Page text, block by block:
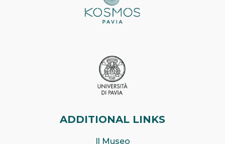
ADDITIONAL LINKS
Il Museo